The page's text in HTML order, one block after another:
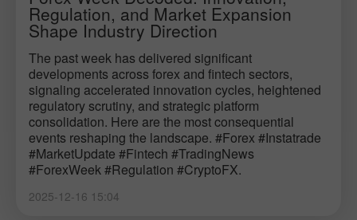
Regulation, and Market Expansion
Shape Industry Direction
The past week has delivered significant
developments across forex and fintech sectors,
signaling accelerated innovation cycles, heightened
regulatory scrutiny, and strategic platform
consolidation. Here are the most consequential
events reshaping the landscape. #Forex #Instatrade
#MarketUpdate #Fintech #TradingNews
#ForexWeek #Regulation #CryptoFX.
2025-12-16 15:04